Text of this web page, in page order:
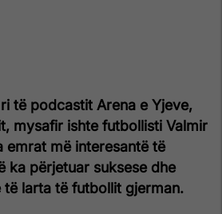
të podcastit Arena e Yjeve,
mysafir ishte futbollisti Valmir
emrat më interesantë të
ka përjetuar suksese dhe
të larta të futbollit gjerman.